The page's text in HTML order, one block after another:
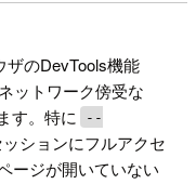
ザのDevTools機能
ットワーク傍受な
す。特に
--
ションにフルアクセ
ージが開いていない